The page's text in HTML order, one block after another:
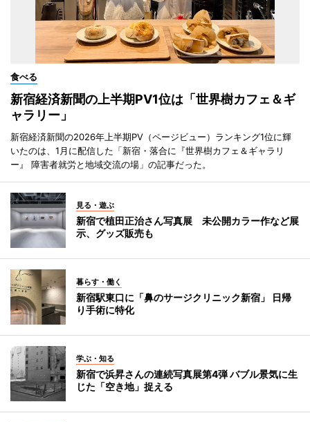
食べる
新宿経済新聞の上半期PV1位は「世界樹カフェ＆ギ
ャラリー」
新宿経済新聞の2026年上半期PV（ページビュー）ランキング1位に輝
いたのは、1月に配信した「新宿・落合に『世界樹カフェ＆ギャラリ
ー』 障害者就労と地域交流の場」の記事だった。
見る・遊ぶ
新宿で植田正治さん写真展 未公開カラー作など展
示、グッズ販売も
暮らす・働く
新宿駅東口に「鼻のサージクリニック新宿」 日帰
り手術に特化
学ぶ・知る
新宿で浜昇さんの連続写真展第4弾 バブル景気に生
じた「空き地」捉える